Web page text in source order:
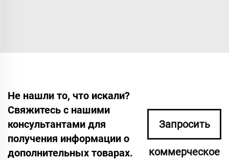
Не нашли то, что искали?
Свяжитесь с нашими
консультантами для
получения информации о
дополнительных товарах.
Запросить
коммерческое